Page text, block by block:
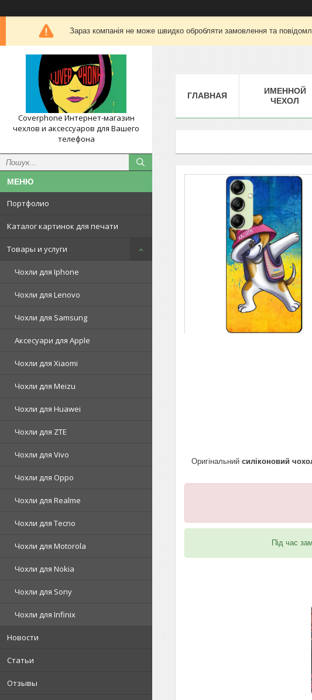
Зараз компанія не може швидко обробляти замовлення та
Coverphone Интернет-магазин
чехлов и аксессуаров для Вашего
телефона
Портфолио
Каталог картинок для печати
Товары и услуги
Чохли для Iphone
Чохли для Lenovo
Чохли для Samsung
Аксесуари для Apple
Чохли для Xiaomi
Чохли для Meizu
Чохли для Huawei
Чохли для ZTE
Чохли для Vivo
Чохли для Oppo
Чохли для Realme
Чохли для Tecno
Чохли для Motorola
Чохли для Nokia
Чохли для Sony
Чохли для Infinix
Новости
Статьи
Отзывы
ГЛАВНАЯ
ИМЕННОЙ
ЧЕХОЛ
Оригінальний силіконовий
Під час